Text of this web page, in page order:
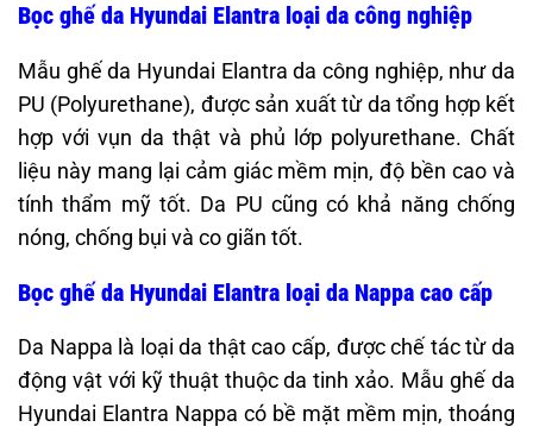
Bọc ghế da Hyundai Elantra loại da công nghiệp
Mẫu ghế da Hyundai Elantra da công nghiệp, như da
PU (Polyurethane), được sản xuất từ da tổng hợp kết
hợp với vụn da thật và phủ lớp polyurethane. Chất
liệu này mang lại cảm giác mềm mịn, độ bền cao và
tính thẩm mỹ tốt. Da PU cũng có khả năng chống
nóng, chống bụi và co giãn tốt.
Bọc ghế da Hyundai Elantra loại da Nappa cao cấp
Da Nappa là loại da thật cao cấp, được chế tác từ da
động vật với kỹ thuật thuộc da tinh xảo. Mẫu ghế da
Hyundai Elantra Nappa có bề mặt mềm mịn, thoáng